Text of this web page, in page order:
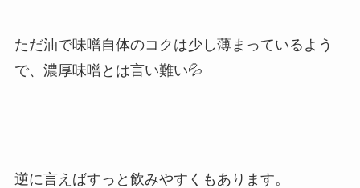
ただ油で味噌自体のコクは少し薄まっているよう
で、濃厚味噌とは言い難い💦
逆に言えばすっと飲みやすくもあります。